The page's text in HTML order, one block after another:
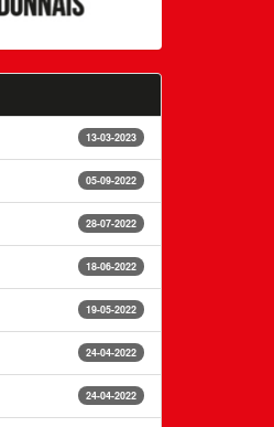
13-03-2023
05-09-2022
28-07-2022
18-06-2022
19-05-2022
24-04-2022
24-04-2022